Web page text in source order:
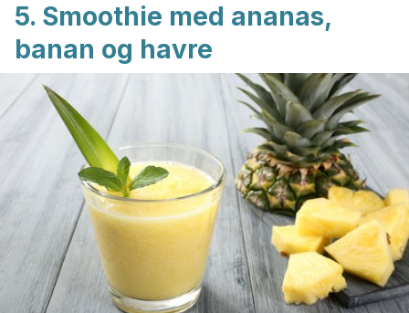
5. Smoothie med ananas,
banan og havre